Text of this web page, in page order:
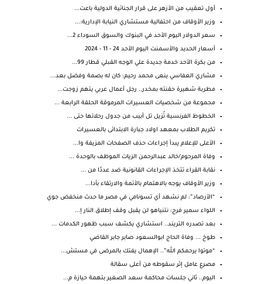
أول تعقيب من الأزهر على قرار الجنائية الدولية باعت...
وزير الأوقاف من احتفالية مستشاري النيابة الإدارية:...
سعر الدولار اليوم الأحد في البنوك والسوق السوداء 2...
أسعار الحديد والأسمنت اليوم الأحد 24 - 11 - 2024
من بكرة الأحد خدمة جديدة علي الوجه القبلي قطار 99...
مشاري العفاسي ينعى محمد رحيم: كان له بصمة وفضل بعد...
مطربة شهيرة حقنته بمخدر.. رجل أعمال عربي يتهم زوجت...
مجموعة من شخصيات العسيرات المرموقة الحلقة الرابعة ...
الخطوط الفرنسية تُزيل تل أبيب من جدول رحلاتها حتى ...
تكريم الطلاب بمعهد اولاد جبارة الابتدائى بالعسيرات
الأعلى للإعلام يبدأ إجراءات حذف الصفحات المزيفة وا...
وفاة المرحوم/خالد عبدالرحمن الزيات الموظف بالوحدة ...
نقابة القراء تتخذ الإجراءات القانونية ضد عددًا من ...
وزير الأوقاف يوجه بالاهتمام بالأئمة والارتقاء بأدا...
“الأرصاد”: لم نشهد أي تسونامي في مصر ما حدث منخفض جوي
اللواء سمير فرج: نتنياهو لن يقبل وقف إطلاق النار إ...
بعد تصدره التريند.. استشاري يكشف سبب ظهور الكدمات ...
طوخ ... وفاة الحاج ابوالسعود صابر جابر القاضي
“موتوا يرحمكم الله”.. الإهمال يفتك بالمرضى في مستش...
مصرع عامل إثر سقوطه من أعلى سقالة
اليوم.. ثاني جلسات محاكمة سعد الصغير بتهمة حيازة م...